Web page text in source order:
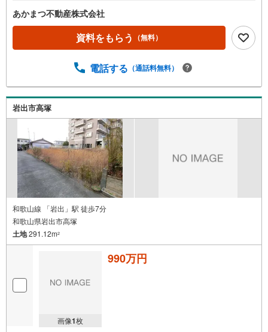
あかまつ不動産株式会社
資料をもらう （無料）
電話する （通話料無料）
岩出市高塚
和歌山線 「岩出」駅 徒歩7分
和歌山県岩出市高塚
土地291.12m2
画像1枚
990万円